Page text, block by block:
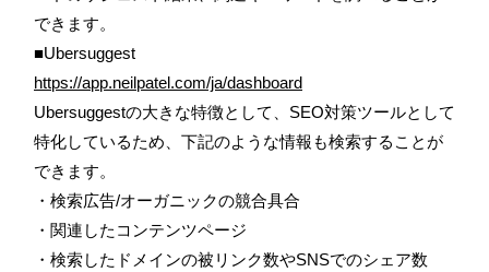
できます。
■Ubersuggest
https://app.neilpatel.com/ja/dashboard
Ubersuggestの大きな特徴として、SEO対策ツールとして
特化しているため、下記のような情報も検索することが
できます。
・検索広告/オーガニックの競合具合
・関連したコンテンツページ
・検索したドメインの被リンク数やSNSでのシェア数